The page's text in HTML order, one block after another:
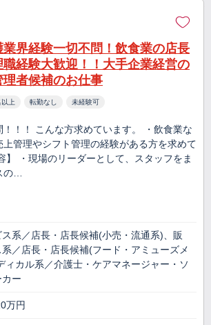
界経験一切不問！飲食業の店長
経験大歓迎！！大手企業経営の
者候補のお仕事
上 転勤なし 未経験可
！！ こんな方求めています。 ・飲食業な
上管理やシフト管理の経験がある方を求めて
】 ・現場のリーダーとして、スタッフをま
の…
系／店長・店長候補(小売・流通系)、販
／店長・店長候補(フード・アミューズメ
ィカル系／介護士・ケアマネージャー・ソ
ー
万円